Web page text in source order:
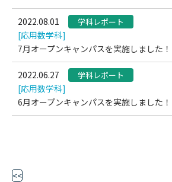
2022.08.01 学科レポート
[応用数学科]
7月オープンキャンパスを実施しました！
2022.06.27 学科レポート
[応用数学科]
6月オープンキャンパスを実施しました！
<<